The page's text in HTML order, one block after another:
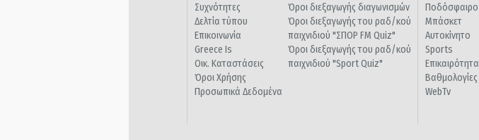
Συχνότητες
Δελτία τύπου
Επικοινωνία
Greece Is
Οικ. Καταστάσεις
Όροι Χρήσης
Προσωπικά Δεδομένα
Όροι διεξαγωγής διαγωνισμών
Όροι διεξαγωγής του ραδ/κού
παιχνιδιού "ΣΠΟΡ FM Quiz"
Όροι διεξαγωγής του ραδ/κού
παιχνιδιού "Sport Quiz"
Ποδόσφαιρο
Μπάσκετ
Αυτοκίνητο
Sports
Επικαιρότητα
Βαθμολογίες
WebTv